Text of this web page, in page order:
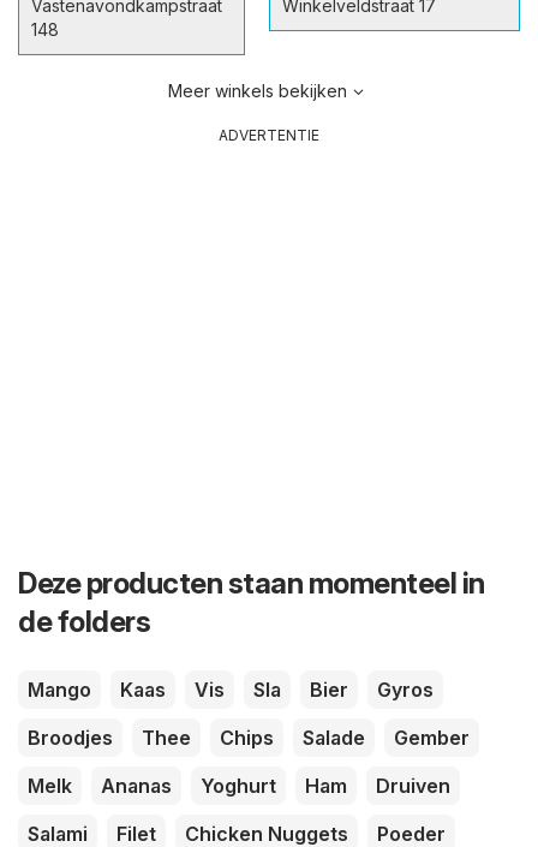
Vastenavondkampstraat
148
Winkelveldstraat 17
Meer winkels bekijken
ADVERTENTIE
Deze producten staan momenteel in
de folders
Mango Kaas Vis Sla Bier
Gyros
Broodjes
Thee Chips Salade
Gember
Melk
Ananas Yoghurt Ham
Druiven
Salami
Filet Chicken Nuggets Poeder